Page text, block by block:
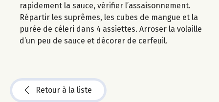
rapidement la sauce, vérifier l’assaisonnement.
Répartir les suprêmes, les cubes de mangue et la
purée de céleri dans 4 assiettes. Arroser la volaille
d’un peu de sauce et décorer de cerfeuil.
Retour à la liste